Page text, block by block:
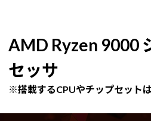
AMD Ryzen 9000
セッサ
※搭載するCPUやチップセット